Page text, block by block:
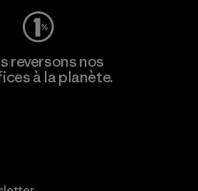
reversons nos
à la planète.